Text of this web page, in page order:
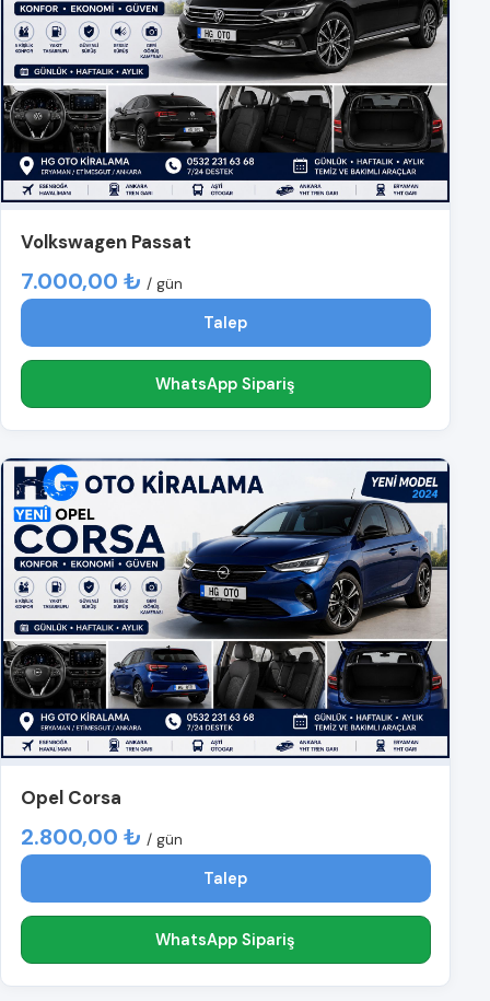
Volkswagen Passat
7.000,00 ₺ / gün
Talep
WhatsApp Sipariş
Opel Corsa
2.800,00 ₺ / gün
Talep
WhatsApp Sipariş